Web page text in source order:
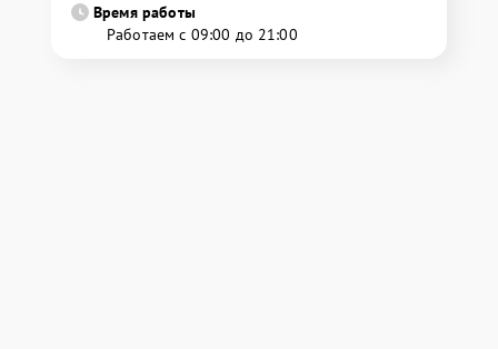
Время работы
Работаем с 09:00 до 21:00